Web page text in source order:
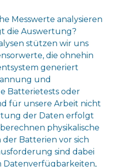
Messwerte analysieren
die Auswertung?
stützen wir uns
die ohnehin
generiert
und
Batterietests oder
für unsere Arbeit nicht
der Daten erfolgt
physikalische
der Batterien vor sich
sind dabei
Datenverfügbarkeiten,